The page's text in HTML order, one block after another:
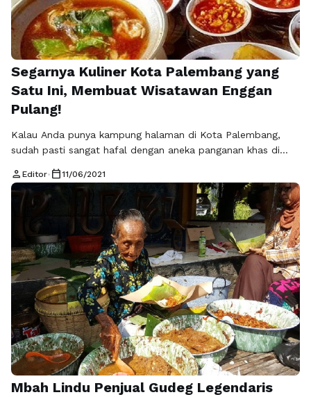
Segarnya Kuliner Kota Palembang yang
Satu Ini, Membuat Wisatawan Enggan
Pulang!
Kalau Anda punya kampung halaman di Kota Palembang,
sudah pasti sangat hafal dengan aneka panganan khas di
sampai ke berbagai daerah Indonesia bahkan ke luar negeri
sekalipun. Yang begitu menarik dari pempek adalah rasa gurih
dengan tekstur kenyal dipadukan dengan saus kuah asam,
manis, namun pedas sehingga … Baca Selengkapnya
person Editor• calendar_today11/06/2021
Mbah Lindu Penjual Gudeg Legendaris